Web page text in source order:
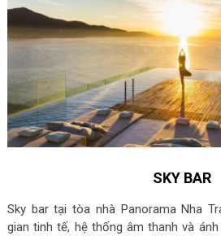
SKY BAR
Sky bar tại tòa nhà Panorama Nha
gian tinh tế, hệ thống âm thanh và